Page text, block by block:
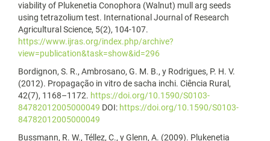
viability of Plukenetia Conophora (Walnut) mull arg seeds
using tetrazolium test. International Journal of Research
Agricultural Science, 5(2), 104-107.
https://www.ijras.org/index.php/archive?
view=publication&task=show&id=296
Bordignon, S. R., Ambrosano, G. M. B., y Rodrigues, P. H. V.
(2012). Propagação in vitro de sacha inchi. Ciência Rural,
42(7), 1168–1172. https://doi.org/10.1590/S0103-
84782012005000049 DOI: https://doi.org/10.1590/S0103-
84782012005000049
Bussmann, R. W., Téllez, C., y Glenn, A. (2009). Plukenetia